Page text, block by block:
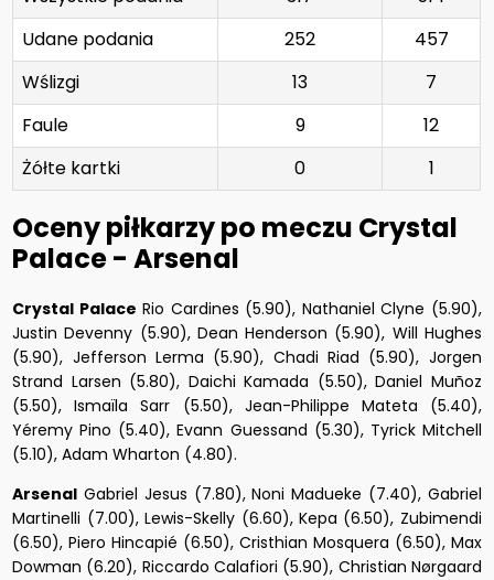
Udane podania
252
457
Wślizgi
13
7
Faule
9
12
Żółte kartki
0 1
Oceny piłkarzy po meczu Crystal
Palace - Arsenal
Crystal Palace Rio Cardines (5.90), Nathaniel Clyne (5.90),
Justin Devenny (5.90), Dean Henderson (5.90), Will Hughes
(5.90), Jefferson Lerma (5.90), Chadi Riad (5.90), Jorgen
Strand Larsen (5.80), Daichi Kamada (5.50), Daniel Muñoz
(5.50), Ismaïla Sarr (5.50), Jean-Philippe Mateta (5.40),
Yéremy Pino (5.40), Evann Guessand (5.30), Tyrick Mitchell
(5.10), Adam Wharton (4.80).
Arsenal Gabriel Jesus (7.80), Noni Madueke (7.40), Gabriel
Martinelli (7.00), Lewis-Skelly (6.60), Kepa (6.50), Zubimendi
(6.50), Piero Hincapié (6.50), Cristhian Mosquera (6.50), Max
Dowman (6.20), Riccardo Calafiori (5.90), Christian Nørgaard